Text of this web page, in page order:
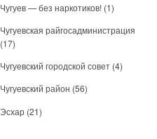
Чугуев — без наркотиков! (1)
Чугуевская райгосадминистрация
(17)
Чугуевский городской совет (4)
Чугуевский район (56)
Эсхар (21)